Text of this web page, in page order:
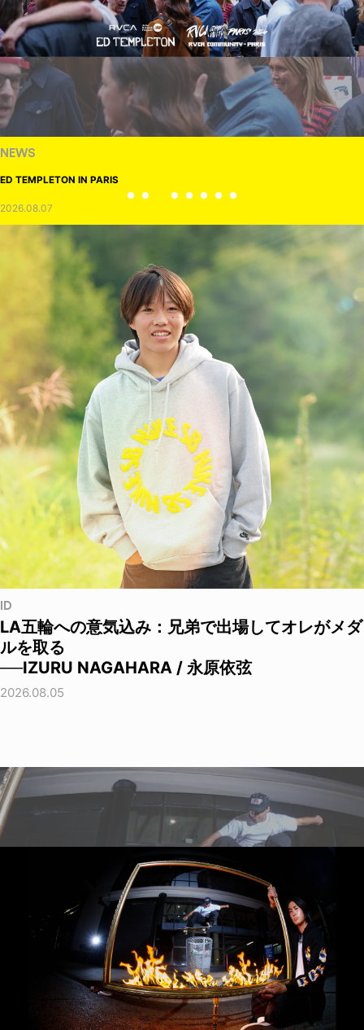
NEWS
ED TEMPLETON IN PARIS
2026.08.07
ID
LA五輪への意気込み：兄弟で出場してオレがメダ
ルを取る
──IZURU NAGAHARA / 永原依弦
2026.08.05